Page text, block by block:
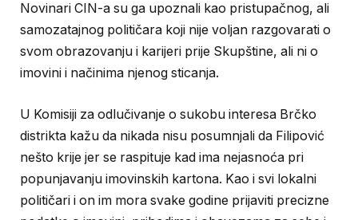
Novinari CIN-a su ga upoznali kao pristupačnog, ali
samozatajnog političara koji nije voljan razgovarati o
svom obrazovanju i karijeri prije Skupštine, ali ni o
imovini i načinima njenog sticanja.
U Komisiji za odlučivanje o sukobu interesa Brčko
distrikta kažu da nikada nisu posumnjali da Filipović
nešto krije jer se raspituje kad ima nejasnoća pri
popunjavanju imovinskih kartona. Kao i svi lokalni
političari i on im mora svake godine prijaviti precizne